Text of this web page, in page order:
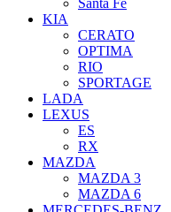
Santa Fe
KIA
CERATO
OPTIMA
RIO
SPORTAGE
LADA
LEXUS
ES
RX
MAZDA
MAZDA 3
MAZDA 6